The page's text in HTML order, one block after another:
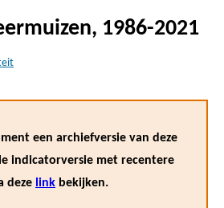
1986-2021
een archiefversie van deze
indicatorversie met recentere
deze link bekijken.